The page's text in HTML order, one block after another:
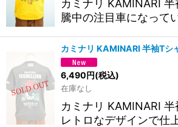
カミナリ KAMINARI
騰中の注目車になって
カミナリ KAMINARI 半袖Tシ
6,490円(税込)
在庫なし
カミナリ KAMINARI
レトロなデザインで仕